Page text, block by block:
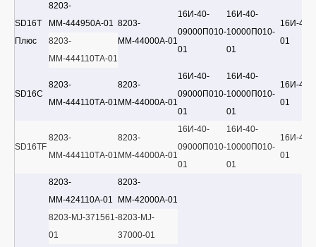
SD16T
Плюс
8203-
ММ-444950А-01 8203-
ММ-44000А-01
16И-40-
09000П010-
01
16И-40-
10000П010-
01
16И-40-
01
8203-
ММ-444110ТА-01
SD16C
8203-
ММ-444110ТА-01
8203-
ММ-44000А-01
16И-40-
09000П010-
01
16И-40-
10000П010-
01
16И-40-
01
SD16TF
8203-
ММ-444110ТА-01
8203-
ММ-44000А-01
16И-40-
09000П010-
01
16И-40-
10000П010-
01
16И-40-
01
8203-
ММ-424110А-01
8203-
ММ-42000А-01
8203-MJ-371561-
01
8203-MJ-
37000-01